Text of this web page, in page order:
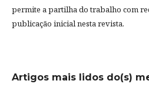
permite a partilha do trabalho com
publicação inicial nesta revista.
Artigos mais lidos do(s)